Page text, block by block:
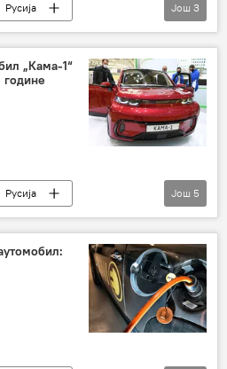
Русија
Још 3
„Кама-1“
године
Русија
аутомобил
– економија
Још 5